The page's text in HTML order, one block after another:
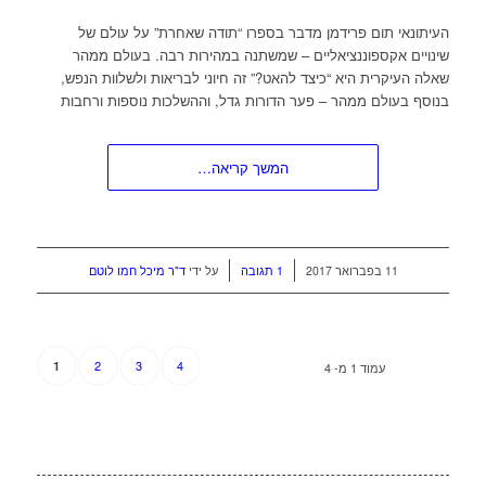
העיתונאי תום פרידמן מדבר בספרו “תודה שאחרת” על עולם של
שינויים אקספוננציאליים – שמשתנה במהירות רבה. בעולם ממהר
שאלה העיקרית היא “כיצד להאט?” זה חיוני לבריאות ולשלוות הנפש,
בנוסף בעולם ממהר – פער הדורות גדל, וההשלכות נוספות ורחבות
המשך קריאה…
11 בפברואר 2017 / 1 תגובה על ידיד"ר מיכל חמו לוטם
עמוד 1 מ- 4 1 2 3 4